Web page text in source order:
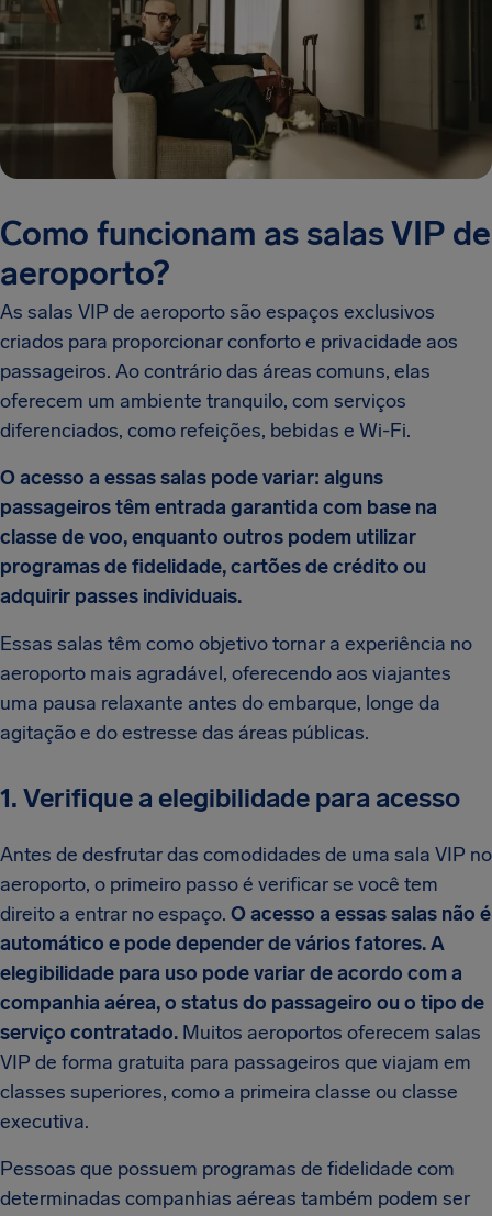
Como funcionam as salas VIP de
aeroporto?
As salas VIP de aeroporto são espaços exclusivos
criados para proporcionar conforto e privacidade aos
passageiros. Ao contrário das áreas comuns, elas
oferecem um ambiente tranquilo, com serviços
diferenciados, como refeições, bebidas e Wi-Fi.
O acesso a essas salas pode variar: alguns
passageiros têm entrada garantida com base na
classe de voo, enquanto outros podem utilizar
programas de fidelidade, cartões de crédito ou
adquirir passes individuais.
Essas salas têm como objetivo tornar a experiência no
aeroporto mais agradável, oferecendo aos viajantes
uma pausa relaxante antes do embarque, longe da
agitação e do estresse das áreas públicas.
1. Verifique a elegibilidade para acesso
Antes de desfrutar das comodidades de uma sala VIP no
aeroporto, o primeiro passo é verificar se você tem
direito a entrar no espaço. O acesso a essas salas não é
automático e pode depender de vários fatores. A
elegibilidade para uso pode variar de acordo com a
companhia aérea, o status do passageiro ou o tipo de
serviço contratado. Muitos aeroportos oferecem salas
VIP de forma gratuita para passageiros que viajam em
classes superiores, como a primeira classe ou classe
executiva.
Pessoas que possuem programas de fidelidade com
determinadas companhias aéreas também podem ser